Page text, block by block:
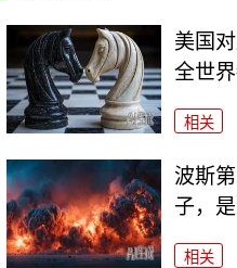
美国
全世
相关
波斯
子，
相关